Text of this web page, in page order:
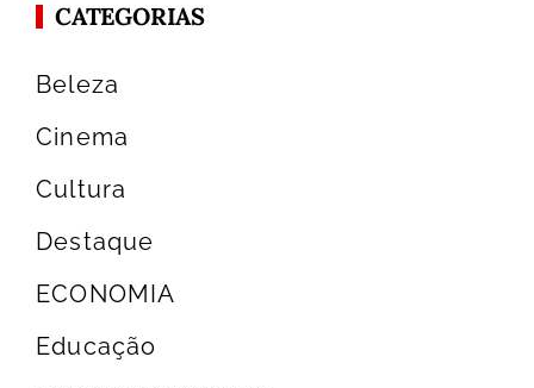
CATEGORIAS
Beleza
Cinema
Cultura
Destaque
ECONOMIA
Educação